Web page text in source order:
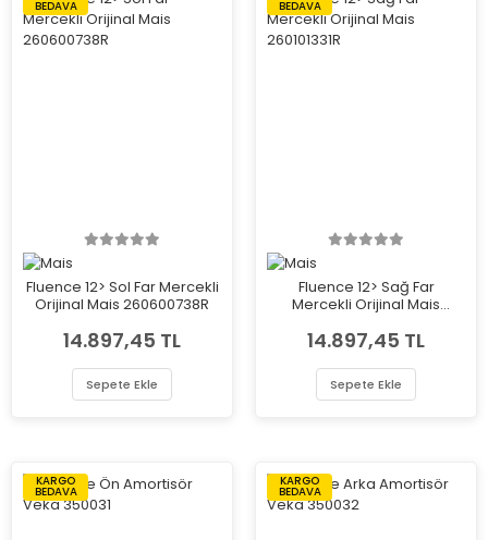
BEDAVA
Fluence 12> Sol Far Mercekli
Orijinal Mais 260600738R
14.897,45 TL
Sepete Ekle
BEDAVA
Fluence 12> Sağ Far
Mercekli Orijinal Mais
14.897,45 TL
Sepete Ekle
KARGO
BEDAVA
KARGO
BEDAVA